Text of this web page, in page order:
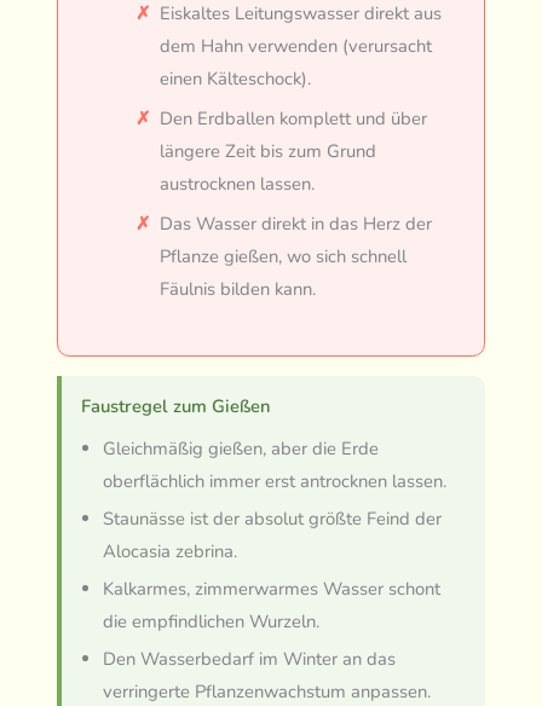
Eiskaltes Leitungswasser direkt aus
dem Hahn verwenden (verursacht
einen Kälteschock).
Den Erdballen komplett und über
längere Zeit bis zum Grund
austrocknen lassen.
Das Wasser direkt in das Herz der
Pflanze gießen, wo sich schnell
Fäulnis bilden kann.
Faustregel zum Gießen
Gleichmäßig gießen, aber die Erde
oberflächlich immer erst antrocknen lassen.
Staunässe ist der absolut größte Feind der
Alocasia zebrina.
Kalkarmes, zimmerwarmes Wasser schont
die empfindlichen Wurzeln.
Den Wasserbedarf im Winter an das
verringerte Pflanzenwachstum anpassen.